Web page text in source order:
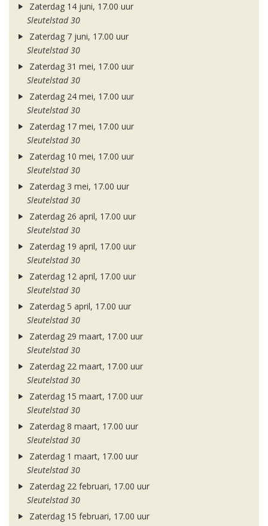
Zaterdag 14 juni, 17.00 uur
Sleutelstad 30
Zaterdag 7 juni, 17.00 uur
Sleutelstad 30
Zaterdag 31 mei, 17.00 uur
Sleutelstad 30
Zaterdag 24 mei, 17.00 uur
Sleutelstad 30
Zaterdag 17 mei, 17.00 uur
Sleutelstad 30
Zaterdag 10 mei, 17.00 uur
Sleutelstad 30
Zaterdag 3 mei, 17.00 uur
Sleutelstad 30
Zaterdag 26 april, 17.00 uur
Sleutelstad 30
Zaterdag 19 april, 17.00 uur
Sleutelstad 30
Zaterdag 12 april, 17.00 uur
Sleutelstad 30
Zaterdag 5 april, 17.00 uur
Sleutelstad 30
Zaterdag 29 maart, 17.00 uur
Sleutelstad 30
Zaterdag 22 maart, 17.00 uur
Sleutelstad 30
Zaterdag 15 maart, 17.00 uur
Sleutelstad 30
Zaterdag 8 maart, 17.00 uur
Sleutelstad 30
Zaterdag 1 maart, 17.00 uur
Sleutelstad 30
Zaterdag 22 februari, 17.00 uur
Sleutelstad 30
Zaterdag 15 februari, 17.00 uur